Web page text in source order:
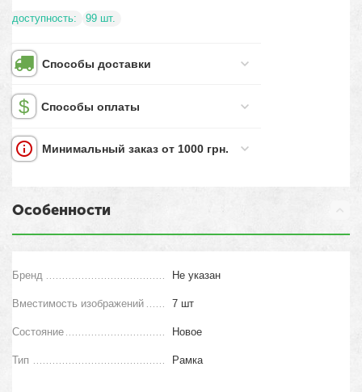
доступность: 99 шт.
Способы доставки
Способы оплаты
Минимальный заказ от 1000 грн.
Особенности
Бренд Не указан
Вместимость изображений 7 шт
Состояние Новое
Тип Рамка